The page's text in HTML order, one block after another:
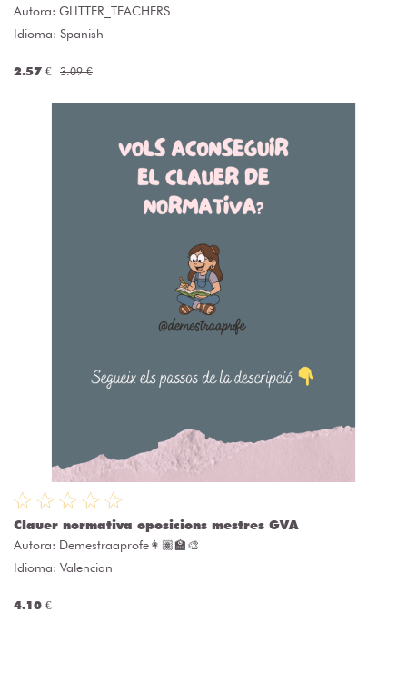
Autora: GLITTER_TEACHERS
Idioma: Spanish
2.57 € 3.09 €
Clauer normativa oposicions mestres GVA
Autora: Demestraaprofe👩🏽‍🏫🎨
Idioma: Valencian
4.10 €